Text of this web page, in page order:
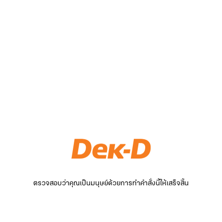
ตรวจสอบว่าคุณเป็นมนุษย์ด้วยการทำคำสั่งนี้ให้เสร็จสิ้น